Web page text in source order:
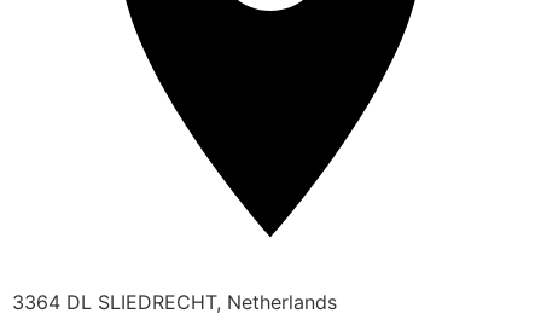
3364 DL SLIEDRECHT, Netherlands